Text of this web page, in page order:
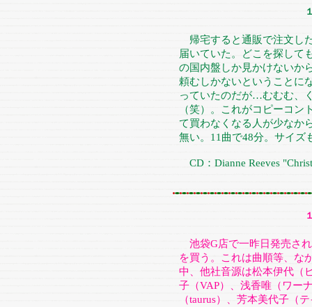
帰宅すると通販で注文し
届いていた。どこを探して
の国内盤しか見かけないか
頼むしかないということに
っていたのだが…むむむ、
（笑）。これがコピーコ
て買わなくなる人が少なか
無い。11曲で48分。サイズ
CD：Dianne Reeves
池袋G店で一昨日発売さ
を買う。これは曲順等、な
中、他社音源は松本伊代（
子（VAP）、浅香唯（ワー
（taurus）、芳本美代子（